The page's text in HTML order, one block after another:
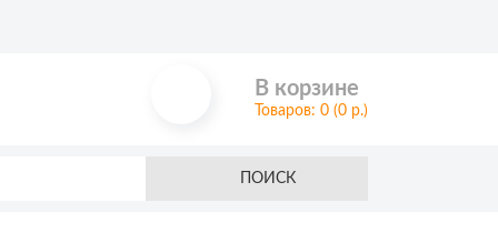
В корзине
Товаров: 0 (0 р.)
ПОИСК